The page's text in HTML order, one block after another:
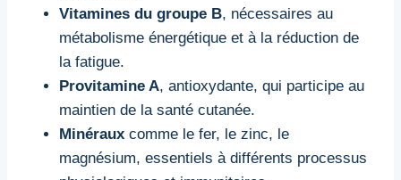
Vitamines du groupe B, nécessaires au
métabolisme énergétique et à la réduction de
la fatigue.
Provitamine A, antioxydante, qui participe au
maintien de la santé cutanée.
Minéraux comme le fer, le zinc, le
magnésium, essentiels à différents processus